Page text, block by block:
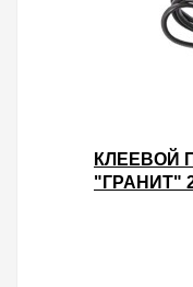
КЛЕЕВОЙ
"ГРАНИТ"